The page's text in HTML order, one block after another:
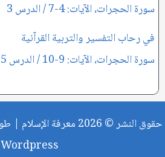
سورة الحجرات، الآيات: 4-7 / الدرس 3
في رحاب التفسير والتربية القرآنية
سورة الحجرات، الآيات: 9-10 / الدرس 5
حقوق النشر © 2026 معرفة الإسلام | طور من قبل
Wordpress